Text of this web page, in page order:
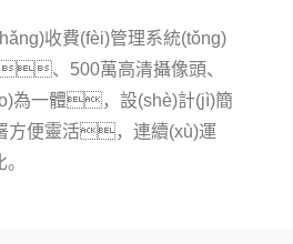
收費(fèi)管理系統(tǒng)
、500萬高清攝像頭、
為一體，設(shè)計(jì)簡
便靈活，連續(xù)運